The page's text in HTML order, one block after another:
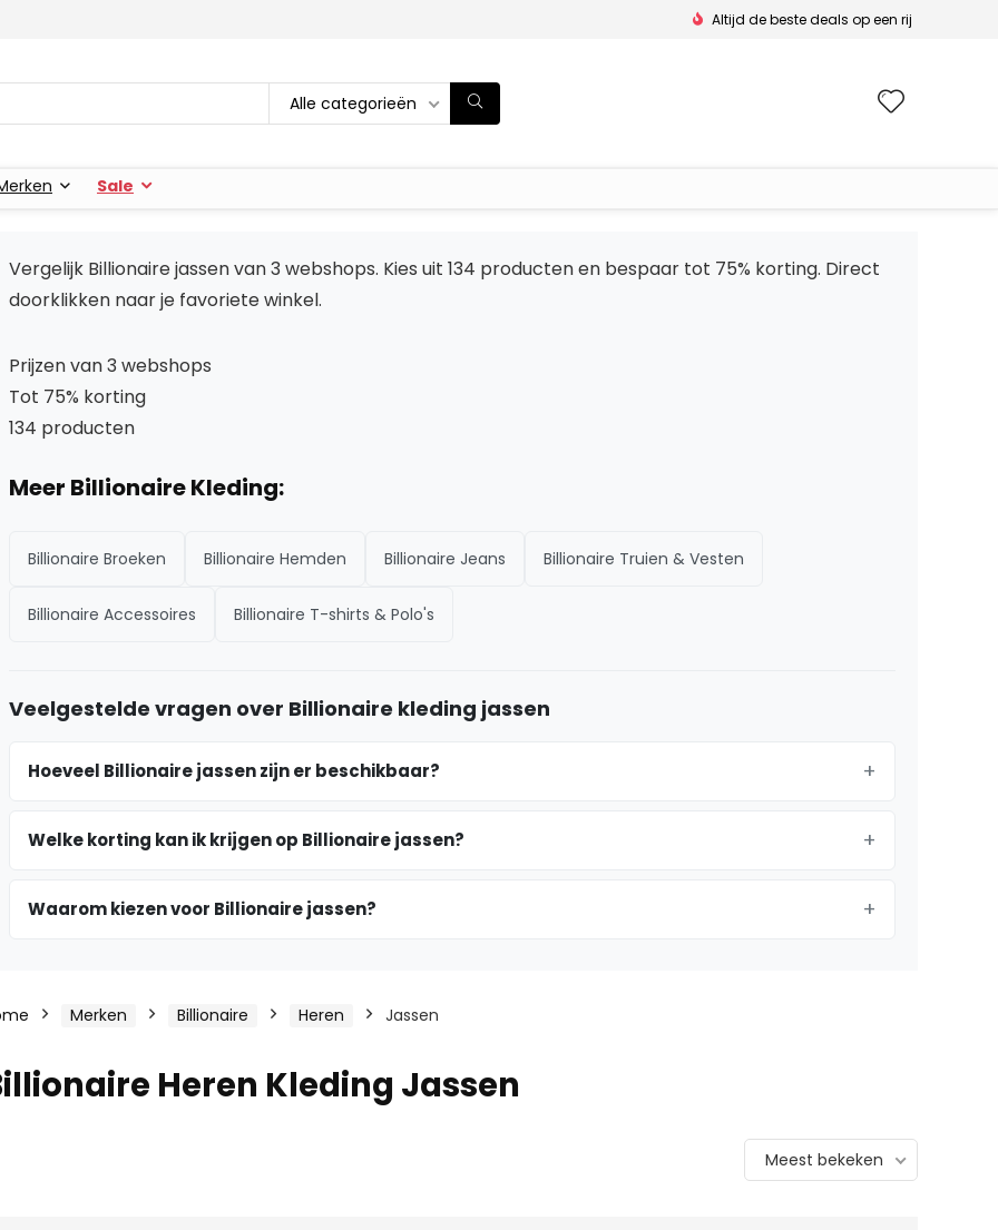
Altijd de beste deals op een rij
Alle categorieën
Sale
Vergelijk Billionaire jassen van 3 webshops. Kies uit 134 producten en bespaar tot 75% korting. Direct
doorklikken naar je favoriete winkel.
Prijzen van 3 webshops
Tot 75% korting
134 producten
Meer Billionaire Kleding:
Billionaire Broeken Billionaire Hemden Billionaire Jeans Billionaire Truien & Vesten
Billionaire Accessoires Billionaire T-shirts & Polo's
Veelgestelde vragen over Billionaire kleding jassen
Hoeveel Billionaire jassen zijn er beschikbaar?
Welke korting kan ik krijgen op Billionaire jassen?
Waarom kiezen voor Billionaire jassen?
Merken Billionaire Heren Jassen
Heren Kleding Jassen
Meest bekeken